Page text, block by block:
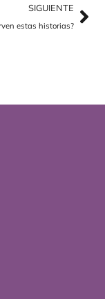
SIGUIENTE
estas historias?